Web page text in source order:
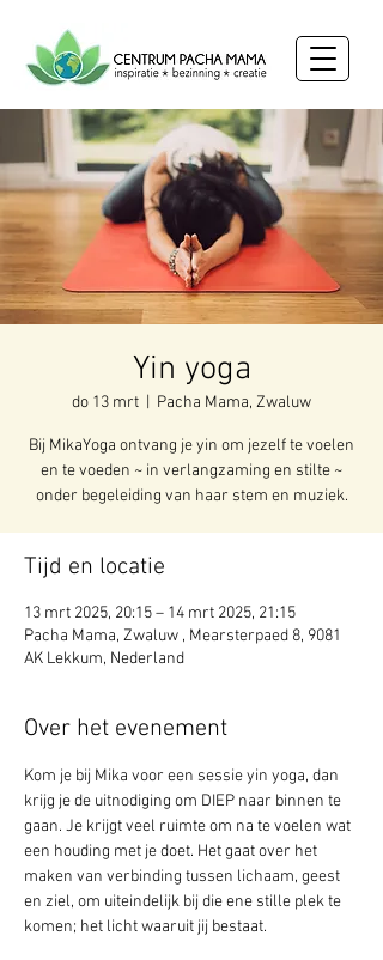
Yin yoga
do 13 mrt Pacha Mama, Zwaluw
Bij MikaYoga ontvang je yin om jezelf te voelen
en te voeden ~ in verlangzaming en stilte ~
onder begeleiding van haar stem en muziek.
Tijd en locatie
13 mrt 2025, 20:15 – 14 mrt 2025, 21:15
Pacha Mama, Zwaluw , Mearsterpaed 8, 9081
AK Lekkum, Nederland
Over het evenement
Kom je bij Mika voor een sessie yin yoga, dan
krijg je de uitnodiging om DIEP naar binnen te
gaan. Je krijgt veel ruimte om na te voelen wat
een houding met je doet. Het gaat over het
maken van verbinding tussen lichaam, geest
en ziel, om uiteindelijk bij die ene stille plek te
komen; het licht waaruit jij bestaat.